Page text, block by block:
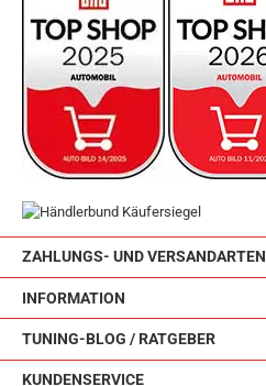
ZAHLUNGS- UND VERSANDARTEN
INFORMATION
TUNING-BLOG / RATGEBER
KUNDENSERVICE